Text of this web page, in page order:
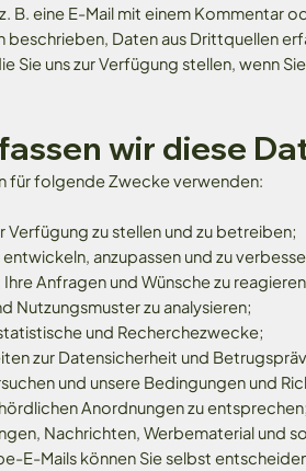
B. eine E-Mail mit einem Kommentar
beschrieben, Daten aus Drittquellen
Sie uns zur Verfügung stellen, wenn
wir diese
für folgende Zwecke verwenden:
Verfügung zu stellen und zu betreiben;
anzupassen und zu
Anfragen und Wünsche zu
Nutzungsmuster zu analysieren;
und Recherchezwecke;
zur Datensicherheit und
und unsere Bedingungen und
Anordnungen zu entsprechen;
Nachrichten, Werbematerial und
E-Mails können Sie selbst